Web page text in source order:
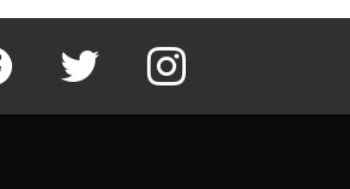
Facebook Twitter Instagram